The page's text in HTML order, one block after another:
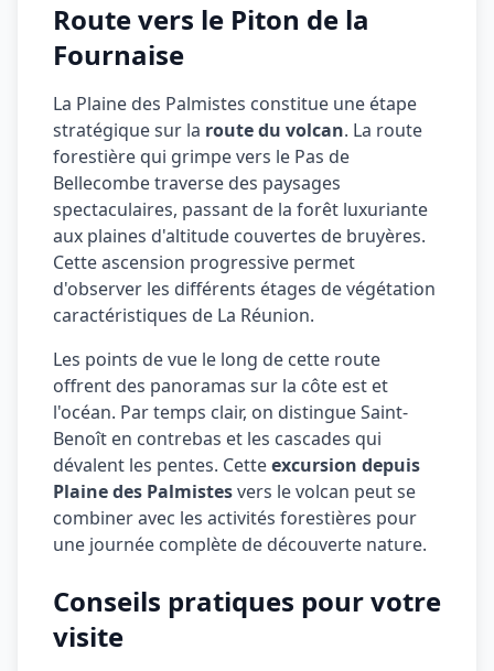
Route vers le Piton de la
Fournaise
La Plaine des Palmistes constitue une étape
stratégique sur la route du volcan. La route
forestière qui grimpe vers le Pas de
Bellecombe traverse des paysages
spectaculaires, passant de la forêt luxuriante
aux plaines d'altitude couvertes de bruyères.
Cette ascension progressive permet
d'observer les différents étages de végétation
caractéristiques de La Réunion.
Les points de vue le long de cette route
offrent des panoramas sur la côte est et
l'océan. Par temps clair, on distingue Saint-
Benoît en contrebas et les cascades qui
dévalent les pentes. Cetteexcursion depuis
Plaine des Palmistesvers le volcan peut se
combiner avec les activités forestières pour
une journée complète de découverte nature.
Conseils pratiques pour votre
visite